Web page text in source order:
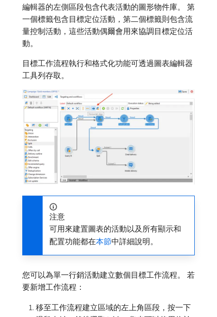
編輯器的左側區段包含代表活動的圖形物件庫。 第
一個標籤包含目標定位活動，第二個標籤則包含流
量控制活動，這些活動偶爾會用來協調目標定位活
動。
目標工作流程執行和格式化功能可透過圖表編輯器
工具列存取。
注意
可用來建置圖表的活動以及所有顯示和
配置功能都在本節中詳細說明。
您可以為單一行銷活動建立數個目標工作流程。 若
要新增工作流程：
移至工作流程建立區域的左上角區段，按一下